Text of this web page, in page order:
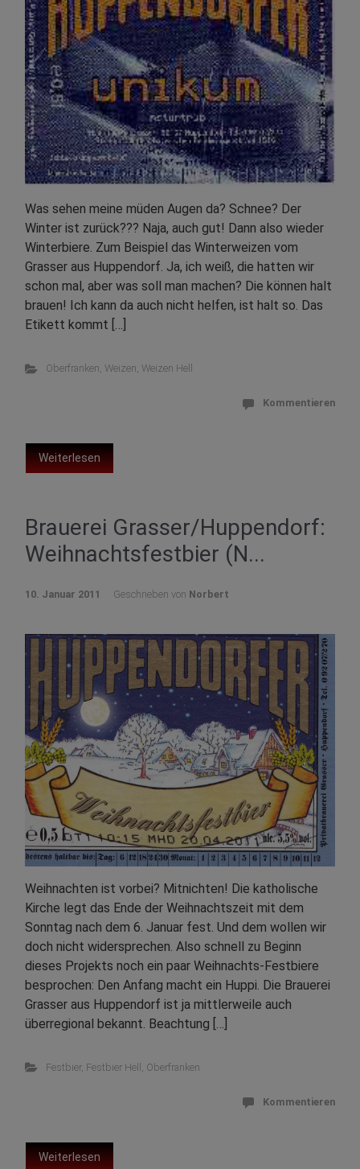
Was sehen meine müden Augen da? Schnee? Der
Winter ist zurück??? Naja, auch gut! Dann also wieder
Winterbiere. Zum Beispiel das Winterweizen vom
Grasser aus Huppendorf. Ja, ich weiß, die hatten wir
schon mal, aber was soll man machen? Die können halt
brauen! Ich kann da auch nicht helfen, ist halt so. Das
Etikett kommt […]
Oberfranken, Weizen, Weizen Hell
Kommentieren
Weiterlesen
Brauerei Grasser/Huppendorf:
Weihnachtsfestbier (N...
10. Januar 2011 Geschrieben von Norbert
Weihnachten ist vorbei? Mitnichten! Die katholische
Kirche legt das Ende der Weihnachtszeit mit dem
Sonntag nach dem 6. Januar fest. Und dem wollen wir
doch nicht widersprechen. Also schnell zu Beginn
dieses Projekts noch ein paar Weihnachts-Festbiere
besprochen: Den Anfang macht ein Huppi. Die Brauerei
Grasser aus Huppendorf ist ja mittlerweile auch
überregional bekannt. Beachtung […]
Festbier, Festbier Hell Oberfranken
Kommentieren
Weiterlesen